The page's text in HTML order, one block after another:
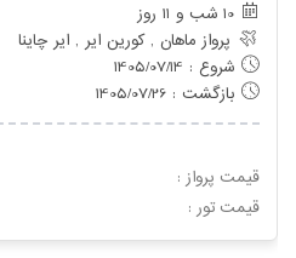
10 شب و 11 روز
پرواز ماهان , کورین ایر , ایر چاینا
شروع : 1405/07/14
بازگشت : 1405/07/26
قیمت پرواز :
: قیمت تور